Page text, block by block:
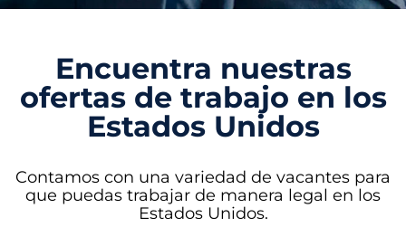
Encuentra nuestras
ofertas de trabajo en los
Estados Unidos
Contamos con una variedad de vacantes para
que puedas trabajar de manera legal en los
Estados Unidos.